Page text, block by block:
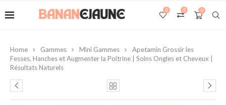
0
0
0
Home Gammes Mini Gammes
Apetamin Grossir les
Fesses, Hanches et Augmenter la Poitrine | Soins Ongles et Cheveux |
Résultats Naturels